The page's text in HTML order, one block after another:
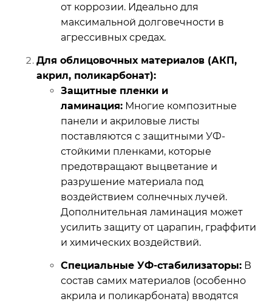
от коррозии. Идеально для
максимальной долговечности в
агрессивных средах.
Для облицовочных материалов (АКП,
акрил, поликарбонат):
Защитные пленки и
ламинация: Многие композитные
панели и акриловые листы
поставляются с защитными УФ-
стойкими пленками, которые
предотвращают выцветание и
разрушение материала под
воздействием солнечных лучей.
Дополнительная ламинация может
усилить защиту от царапин, граффити
и химических воздействий.
Специальные УФ-стабилизаторы: В
состав самих материалов (особенно
акрила и поликарбоната) вводятся